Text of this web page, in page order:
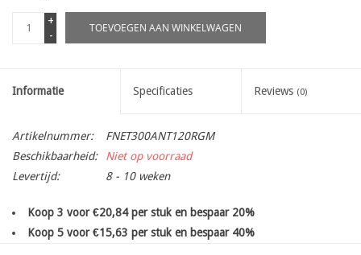
+
-
TOEVOEGEN AAN WINKELWAGEN
Informatie Specificaties Reviews (0)
Artikelnummer:
FNET300ANT120RGM
Beschikbaarheid:
Niet op voorraad
Levertijd:
8 - 10 weken
Koop 3 voor €20,84 per stuk en bespaar 20%
Koop 5 voor €15,63 per stuk en bespaar 40%